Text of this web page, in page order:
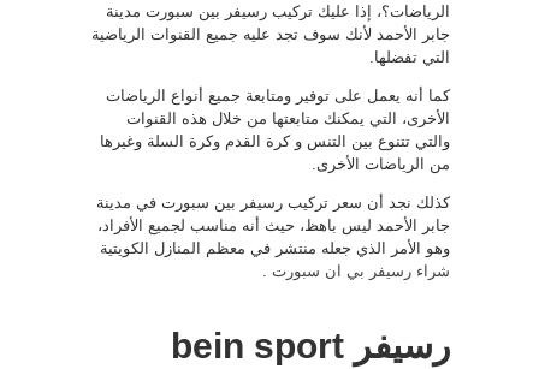
الرياضات؟، إذا عليك تركيب رسيفر بين سبورت مدينة
جابر الأحمد لأنك سوف تجد عليه جميع القنوات الرياضية
التي تفضلها.
كما أنه يعمل على توفير ومتابعة جميع أنواع الرياضات
الأخرى، التي يمكنك متابعتها من خلال هذه القنوات
والتي تتنوع بين التنس و كرة القدم وكرة السلة وغيرها
من الرياضات الأخرى.
كذلك نجد أن سعر تركيب رسيفر بين سبورت في مدينة
جابر الأحمد ليس باهظ، حيث أنه مناسب لجميع الأفراد،
وهو الأمر الذي جعله منتشر في معظم المنازل الكويتية
شراء رسيفر بي ان سبورت
رسيفر bein sport